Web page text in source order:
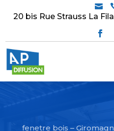

20 bis Rue Strauss La
fenetre bois –